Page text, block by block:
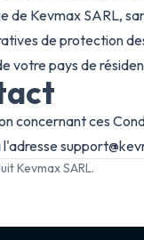
de Kevmax SARL,
de protection
votre pays de
concernant ces
Kevmax SARL.